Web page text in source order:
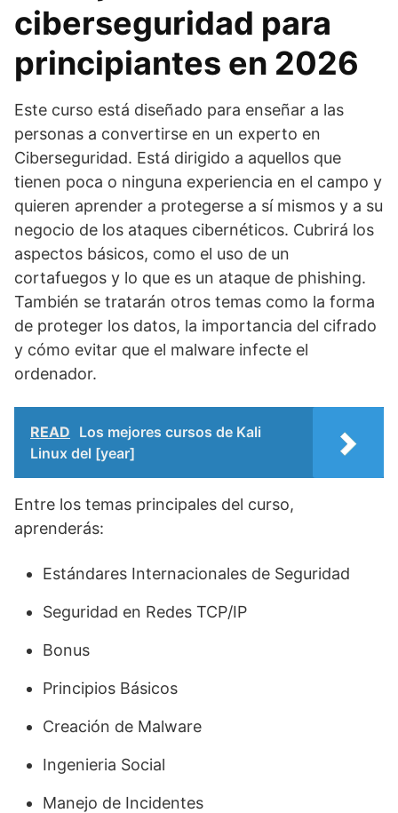
ciberseguridad para
principiantes en 2026
Este curso está diseñado para enseñar a las
personas a convertirse en un experto en
Ciberseguridad. Está dirigido a aquellos que
tienen poca o ninguna experiencia en el campo y
quieren aprender a protegerse a sí mismos y a su
negocio de los ataques cibernéticos. Cubrirá los
aspectos básicos, como el uso de un
cortafuegos y lo que es un ataque de phishing.
También se tratarán otros temas como la forma
de proteger los datos, la importancia del cifrado
y cómo evitar que el malware infecte el
ordenador.
READ Los mejores cursos de Kali
Linux del [year]
Entre los temas principales del curso,
aprenderás:
Estándares Internacionales de Seguridad
Seguridad en Redes TCP/IP
Bonus
Principios Básicos
Creación de Malware
Ingenieria Social
Manejo de Incidentes